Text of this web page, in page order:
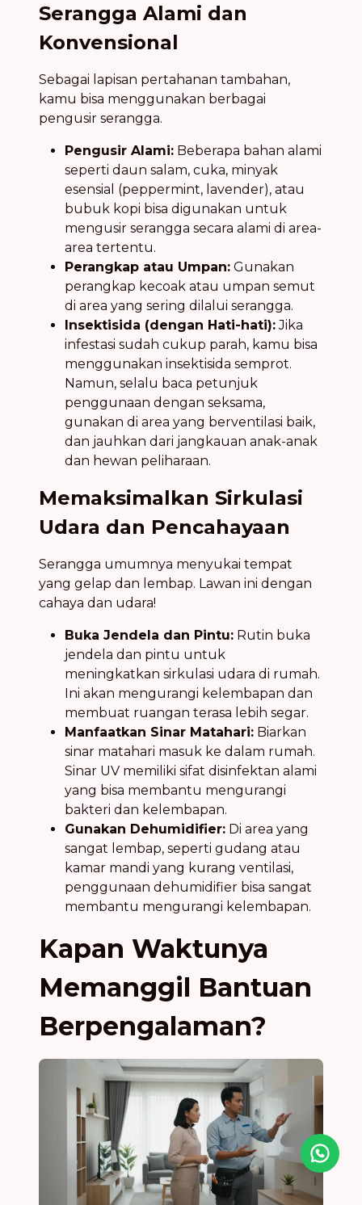
Serangga Alami dan
Konvensional
Sebagai lapisan pertahanan tambahan,
kamu bisa menggunakan berbagai
pengusir serangga.
Pengusir Alami: Beberapa bahan alami
seperti daun salam, cuka, minyak
esensial (peppermint, lavender), atau
bubuk kopi bisa digunakan untuk
mengusir serangga secara alami di area-
area tertentu.
Perangkap atau Umpan: Gunakan
perangkap kecoak atau umpan semut
di area yang sering dilalui serangga.
Insektisida (dengan Hati-hati):Jika
infestasi sudah cukup parah, kamu bisa
menggunakan insektisida semprot.
Namun, selalu baca petunjuk
penggunaan dengan seksama,
gunakan di area yang berventilasi baik,
dan jauhkan dari jangkauan anak-anak
dan hewan peliharaan.
Memaksimalkan Sirkulasi
Udara dan Pencahayaan
Serangga umumnya menyukai tempat
yang gelap dan lembap. Lawan ini dengan
cahaya dan udara!
Buka Jendela dan Pintu: Rutin buka
jendela dan pintu untuk
meningkatkan sirkulasi udara di rumah.
Ini akan mengurangi kelembapan dan
membuat ruangan terasa lebih segar.
Manfaatkan Sinar Matahari: Biarkan
sinar matahari masuk ke dalam rumah.
Sinar UV memiliki sifat disinfektan alami
yang bisa membantu mengurangi
bakteri dan kelembapan.
Gunakan Dehumidifier: Di area yang
sangat lembap, seperti gudang atau
kamar mandi yang kurang ventilasi,
penggunaan dehumidifier bisa sangat
membantu mengurangi kelembapan.
Kapan Waktunya
Memanggil Bantuan
Berpengalaman?
Icon